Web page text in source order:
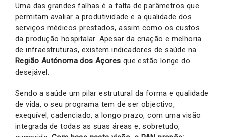
Uma das grandes falhas é a falta de parâmetros que
permitam avaliar a produtividade e a qualidade dos
serviços médicos prestados, assim como os custos
da produção hospitalar. Apesar da criação e melhoria
de infraestruturas, existem indicadores de saúde na
Região Autónoma dos Açores que estão longe do
desejável.
Sendo a saúde um pilar estrutural da forma e qualidade
de vida, o seu programa tem de ser objectivo,
exequível, cadenciado, a longo prazo, com uma visão
integrada de todas as suas áreas e, sobretudo,